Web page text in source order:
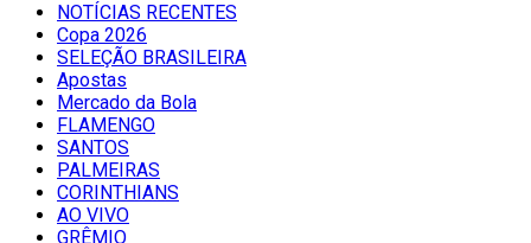
NOTÍCIAS RECENTES
Copa 2026
SELEÇÃO BRASILEIRA
Apostas
Mercado da Bola
FLAMENGO
SANTOS
PALMEIRAS
CORINTHIANS
AO VIVO
GRÊMIO